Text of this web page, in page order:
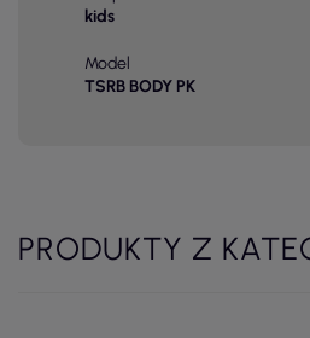
kids
Model
TSRB BODY PK
PRODUKTY Z